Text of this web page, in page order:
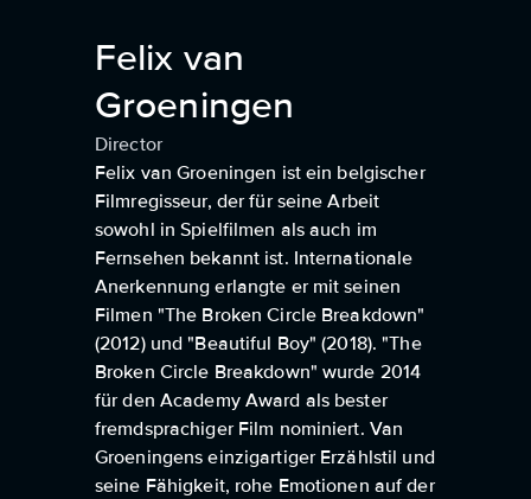
Felix van
Groeningen
Director
Felix van Groeningen ist ein belgischer
Filmregisseur, der für seine Arbeit
sowohl in Spielfilmen als auch im
Fernsehen bekannt ist. Internationale
Anerkennung erlangte er mit seinen
Filmen "The Broken Circle Breakdown"
(2012) und "Beautiful Boy" (2018). "The
Broken Circle Breakdown" wurde 2014
für den Academy Award als bester
fremdsprachiger Film nominiert. Van
Groeningens einzigartiger Erzählstil und
seine Fähigkeit, rohe Emotionen auf der